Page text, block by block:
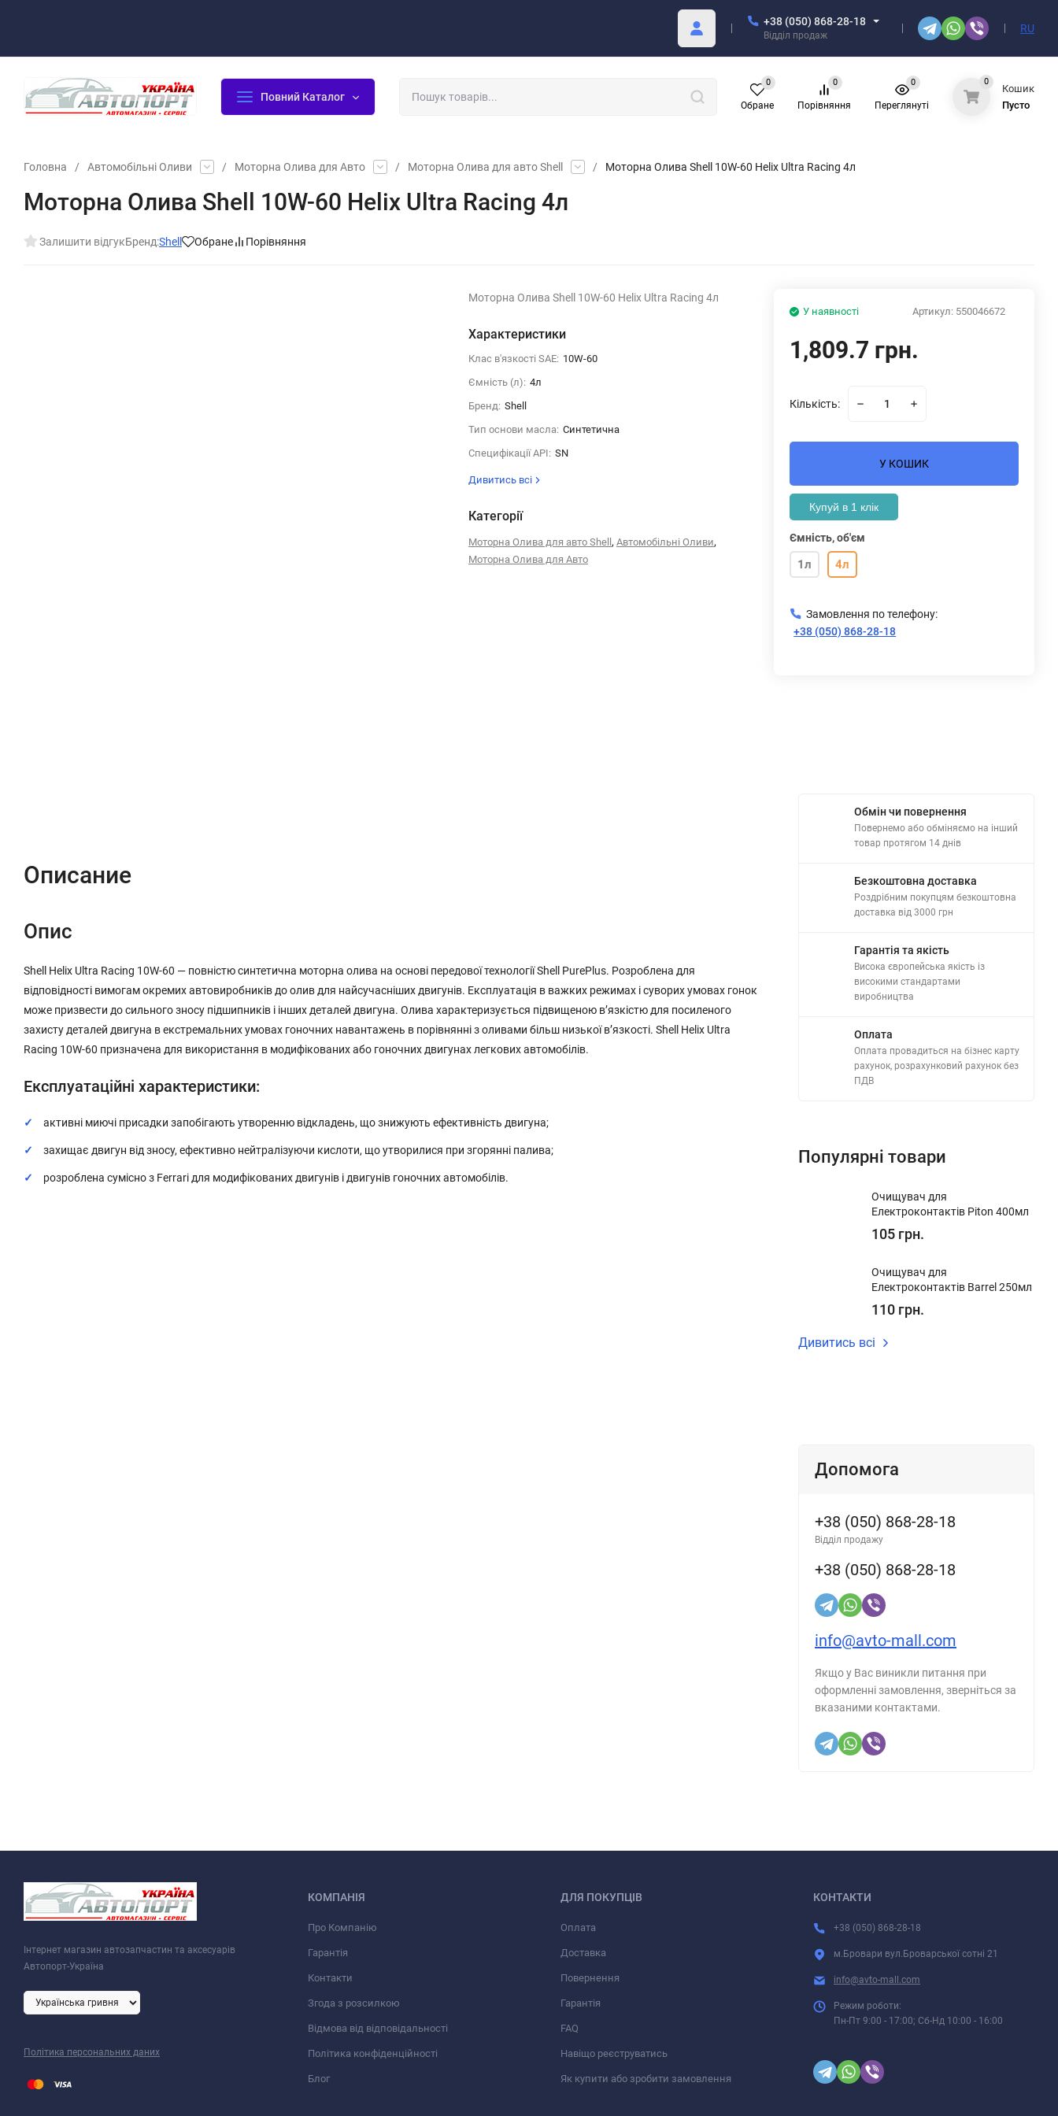
+38 (050) 868-28-18
Відділ продаж
RU
Повний Каталог
Обране
0
Порівняння
0
Переглянуті
0 0
Кошик
Пусто
Головна / Автомобільні Оливи / Моторна Олива для Авто / Моторна Олива для авто Shell / Моторна Олива Shell 10W-60 Helix Ultra Racing 4л
Моторна Олива Shell 10W-60 Helix Ultra Racing 4л
Залишити відгукБренд:Shell Обране Порівняння
Моторна Олива Shell 10W-60 Helix Ultra Racing 4л
Характеристики
Клас в'язкості SAE: 10W-60
Ємність (л): 4л
Бренд: Shell
Тип основи масла: Синтетична
Специфікації API: SN
Дивитись всі
Категорії
Моторна Олива для авто Shell , Автомобільні Оливи,
Моторна Олива для Авто
Артикул: 550046672
У наявності
1,809.7 грн.
Кількість:
У КОШИК
Купуй в 1 клік
Ємність, об'єм
1л 4л
Замовлення по телефону:
+38 (050) 868-28-18
Описание
Опис
Shell Helix Ultra Racing 10W-60 — повністю синтетична моторна олива на основі передової технології Shell PurePlus. Розроблена для
відповідності вимогам окремих автовиробників до олив для найсучасніших двигунів. Експлуатація в важких режимах і суворих умовах гонок
може призвести до сильного зносу підшипників і інших деталей двигуна. Олива характеризується підвищеною в’язкістю для посиленого
захисту деталей двигуна в екстремальних умовах гоночних навантажень в порівнянні з оливами більш низької в’язкості. Shell Helix Ultra
Racing 10W-60 призначена для використання в модифікованих або гоночних двигунах легкових автомобілів.
Експлуатаційні характеристики:
активні миючі присадки запобігають утворенню відкладень, що знижують ефективність двигуна;
захищає двигун від зносу, ефективно нейтралізуючи кислоти, що утворилися при згорянні палива;
розроблена сумісно з Ferrari для модифікованих двигунів і двигунів гоночних автомобілів.
Обмін чи повернення
Повернемо або обміняємо на інший
товар протягом 14 днів
Безкоштовна доставка
Роздрібним покупцям безкоштовна
доставка від 3000 грн
Гарантія та якість
Висока європейська якість із
високими стандартами
виробництва
Оплата
Оплата провадиться на бізнес карту
рахунок, розрахунковий рахунок без
ПДВ
Популярні товари
Очищувач для
Електроконтактів Piton 400мл
105 грн.
Очищувач для
Електроконтактів Barrel 250мл
110 грн.
Дивитись всі
Допомога
+38 (050) 868-28-18
Відділ продажу
+38 (050) 868-28-18
info@avto-mall.com
Якщо у Вас виникли питання при
оформленні замовлення, зверніться за
вказаними контактами.
Інтернет магазин автозапчастин та аксесуарів
Автопорт-Україна
Політика персональних даних
КОМПАНІЯ
Про Компанію
Гарантія
Контакти
Згода з розсилкою
Відмова від відповідальності
Політика конфіденційності
Блог
ДЛЯ ПОКУПЦІВ
Оплата
Доставка
Повернення
Гарантія
FAQ
Навіщо реєструватись
Як купити або зробити замовлення
КОНТАКТИ
+38 (050) 868-28-18
м.Бровари вул.Броварської сотні 21
info@avto-mall.com
Режим роботи:
Пн-Пт 9:00 - 17:00; Сб-Нд 10:00 - 16:00